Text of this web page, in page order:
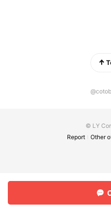
© LY
Report
Other